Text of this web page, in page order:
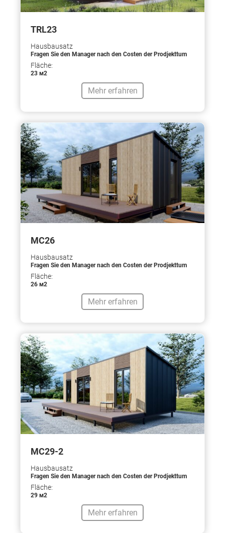
TRL23
Hausbausatz
Fragen Sie den Manager nach den Costen der Prodjekttum
Fläche:
23 м2
Mehr erfahren
МС26
Hausbausatz
Fragen Sie den Manager nach den Costen der Prodjekttum
Fläche:
26 м2
Mehr erfahren
МС29-2
Hausbausatz
Fragen Sie den Manager nach den Costen der Prodjekttum
Fläche:
29 м2
Mehr erfahren